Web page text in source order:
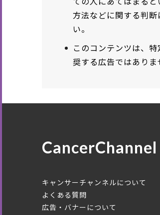
方法などに関する判
い。
このコンテンツは、
奨する広告ではありま
CancerChannel
キャンサーチャンネルについて
よくある質問
広告・バナーについて